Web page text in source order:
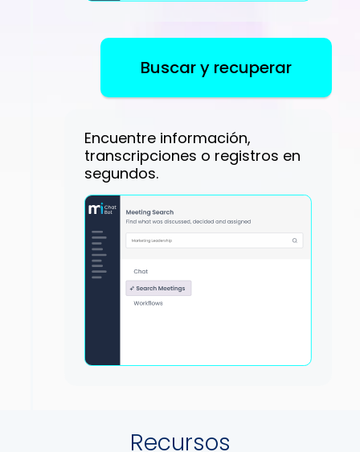
Buscar y recuperar
Encuentre información,
transcripciones o registros en
segundos.
Recursos